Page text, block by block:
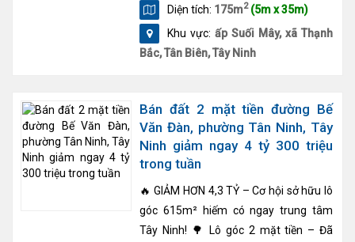
Diện tích: 175m2 (5m x 35m)
Khu vực: ấp Suối Mây, xã Thạnh
Bắc, Tân Biên, Tây Ninh
Bán đất 2 mặt tiền đường Bế
Văn Đàn, phường Tân Ninh, Tây
Ninh giảm ngay 4 tỷ 300 triệu
trong tuần
🔥 GIẢM HƠN 4,3 TỶ – Cơ hội sở hữu lô
góc 615m² hiếm có ngay trung tâm
Tây Ninh! 🌳 Lô góc 2 mặt tiền – Đã